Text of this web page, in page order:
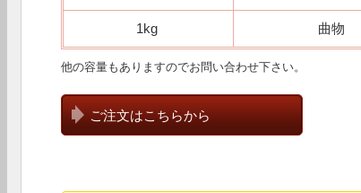
1kg 曲物
他の容量もありますのでお問い合わせ下さい。
ご注文はこちらから